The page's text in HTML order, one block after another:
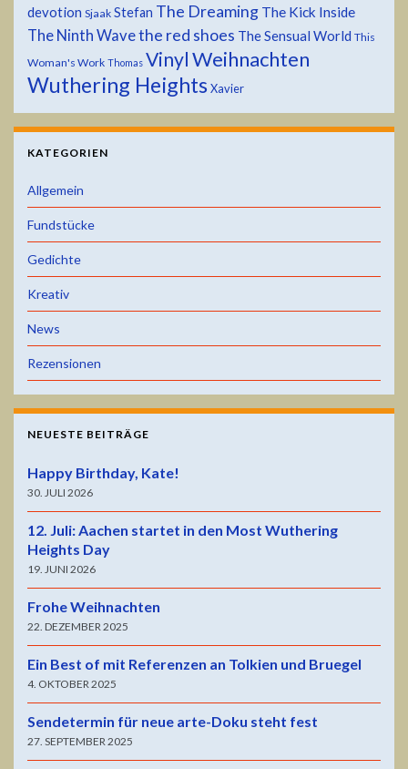
devotion Sjaak Stefan The Dreaming The Kick Inside
The Ninth Wavethe red shoes The Sensual World This
Woman's Work Thomas VinylWeihnachten
Wuthering Heights Xavier
KATEGORIEN
Allgemein
Fundstücke
Gedichte
Kreativ
News
Rezensionen
NEUESTE BEITRÄGE
Happy Birthday, Kate!
30. JULI 2026
12. Juli: Aachen startet in den Most Wuthering
Heights Day
19. JUNI 2026
Frohe Weihnachten
22. DEZEMBER 2025
Ein Best of mit Referenzen an Tolkien und Bruegel
4. OKTOBER 2025
Sendetermin für neue arte-Doku steht fest
27. SEPTEMBER 2025